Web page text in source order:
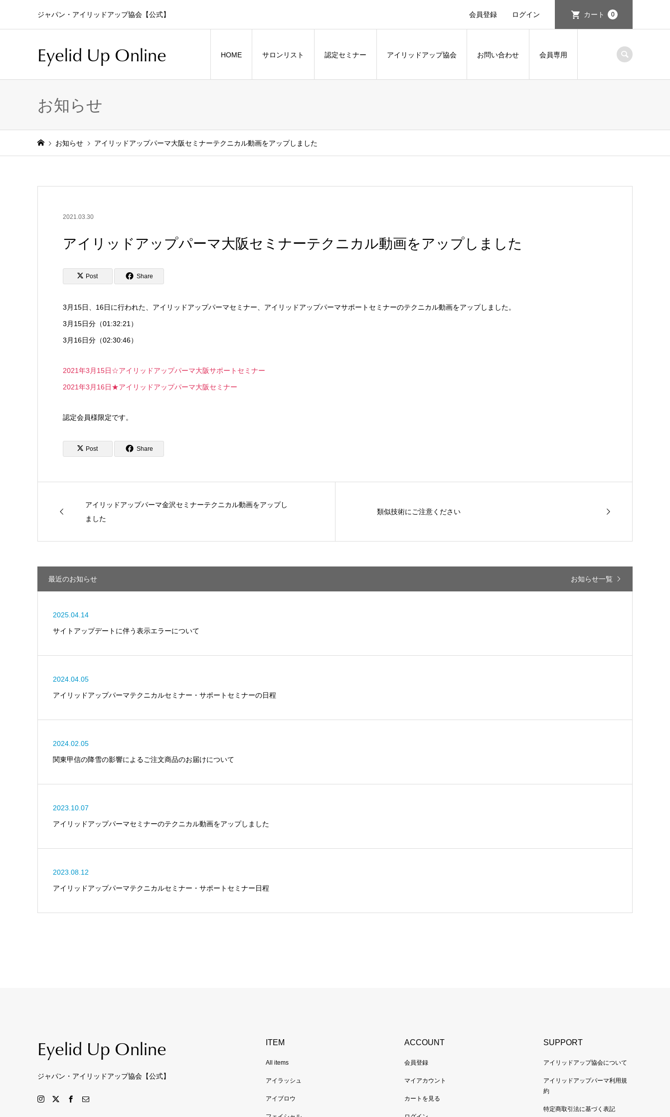
ジャパン・アイリッドアップ協会【公式】 会員登録 ログイン カート 0
Eyelid Up Online HOME サロンリスト 認定セミナー アイリッドアップ協会 お問い合わせ 会員専用
お知らせ
お知らせ アイリッドアップパーマ大阪セミナーテクニカル動画をアップしました
2021.03.30
アイリッドアップパーマ大阪セミナーテクニカル動画をアップしました
Post Share
3月15日、16日に行われた、アイリッドアップパーマセミナー、アイリッドアップパーマサポートセミナーのテクニカル動画をアップしました。
3月15日分（01:32:21）
3月16日分（02:30:46）
2021年3月15日☆アイリッドアップパーマ大阪サポートセミナー
2021年3月16日★アイリッドアップパーマ大阪セミナー
認定会員様限定です。
Post Share
アイリッドアップパーマ金沢セミナーテクニカル動画をアップし
ました
類似技術にご注意ください
最近のお知らせ お知らせ一覧
2025.04.14
サイトアップデートに伴う表示エラーについて
2024.04.05
アイリッドアップパーマテクニカルセミナー・サポートセミナーの日程
2024.02.05
関東甲信の降雪の影響によるご注文商品のお届けについて
2023.10.07
アイリッドアップパーマセミナーのテクニカル動画をアップしました
2023.08.12
アイリッドアップパーマテクニカルセミナー・サポートセミナー日程
Eyelid Up Online
ジャパン・アイリッドアップ協会【公式】
ITEM
All items
アイラッシュ
アイブロウ
ACCOUNT
会員登録
マイアカウント
カートを見る
SUPPORT
アイリッドアップ協会について
アイリッドアップパーマ利用規
約
特定商取引法に基づく表記